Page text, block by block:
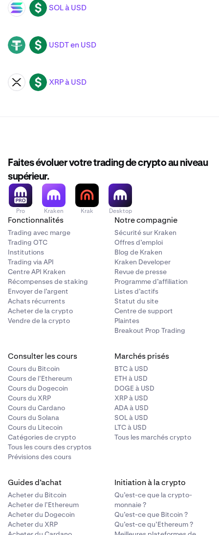
SOL USD SOL à USD
USDT USD USDT en USD
XRP USD XRP à USD
Faites évoluer votre trading de crypto au niveau
supérieur.
Pro Kraken Krak Desktop
Fonctionnalités
Trading avec marge
Trading OTC
Institutions
Trading via API
Centre API Kraken
Récompenses de staking
Envoyer de l’argent
Achats récurrents
Acheter de la crypto
Vendre de la crypto
Notre compagnie
Sécurité sur Kraken
Offres d’emploi
Blog de Kraken
Kraken Developer
Revue de presse
Programme d’affiliation
Listes d’actifs
Statut du site
Centre de support
Plaintes
Breakout Prop Trading
Consulter les cours
Cours du Bitcoin
Cours de l’Ethereum
Cours du Dogecoin
Cours du XRP
Cours du Cardano
Cours du Solana
Cours du Litecoin
Catégories de crypto
Tous les cours des cryptos
Prévisions des cours
Marchés prisés
BTC à USD
ETH à USD
DOGE à USD
XRP à USD
ADA à USD
SOL à USD
LTC à USD
Tous les marchés crypto
Guides d’achat
Acheter du Bitcoin
Acheter de l’Ethereum
Acheter du Dogecoin
Acheter du XRP
Initiation à la crypto
Qu’est-ce que la crypto-
monnaie ?
Qu’est-ce que Bitcoin ?
Qu’est-ce qu’Ethereum ?